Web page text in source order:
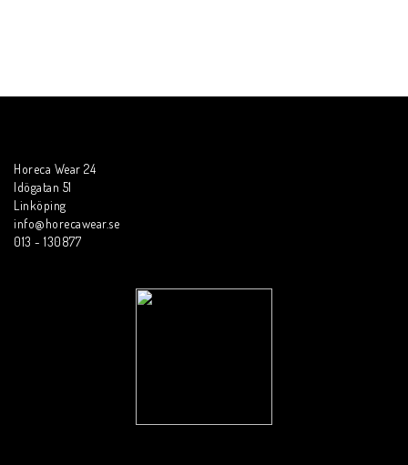
Horeca Wear 24
Idögatan 51
Linköping
info@horecawear.se
013 - 130877